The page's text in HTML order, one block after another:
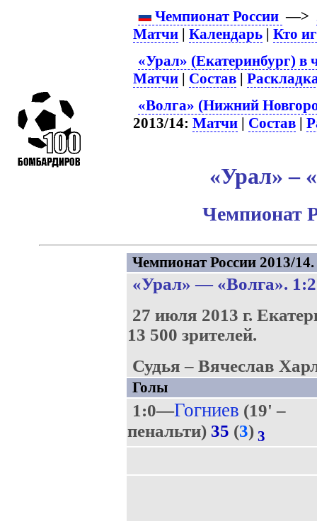
Чемпионат России —>
Матчи |Календарь |Кто
«Урал» (Екатеринбург) в
Матчи | Состав |
«Волга» (Нижний
2013/14:Матчи | Состав |
«Урал» –
Чемпионат
Чемпионат России 2013/
«Урал» — «Волга».
27 июля 2013 г.
13 500 зрителей.
Судья – Вячеслав
Голы
1:0—Гогниев (19' –
пенальти) 35 (3) 3